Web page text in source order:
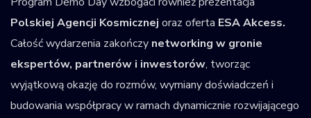
Polskiej Agencji Kosmicznej oraz oferta ESA Akcess.
Całość wydarzenia zakończy networking w gronie
ekspertów, partnerów i inwestorów, tworząc
wyjątkową okazję do rozmów, wymiany doświadczeń i
budowania współpracy w ramach dynamicznie rozwijającego